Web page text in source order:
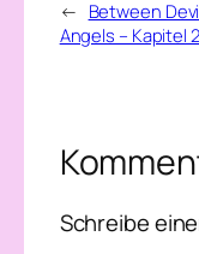
← Between
Angels – Kapitel
Schreibe